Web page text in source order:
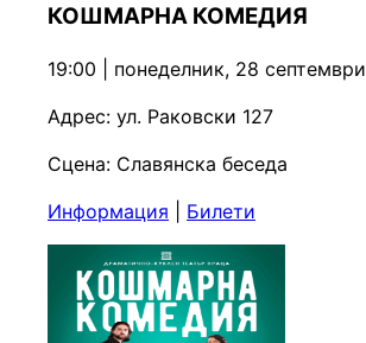
КОШМАРНА КОМЕДИЯ
19:00 | понеделник, 28 септември
Адрес: ул. Раковски 127
Сцена: Славянска беседа
Информация
Билети